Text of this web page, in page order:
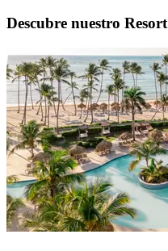
Descubre nuestro Resort